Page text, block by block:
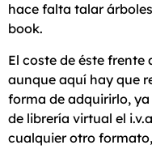
hace falta talar
book.
El coste de éste frente
aunque aquí hay que
forma de adquirirlo,
de librería virtual el
cualquier otro